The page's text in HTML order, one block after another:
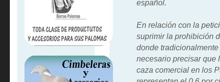
español.
En relación con la
suprimir la prohibición
donde
necesario precisar que
caza comercial en los